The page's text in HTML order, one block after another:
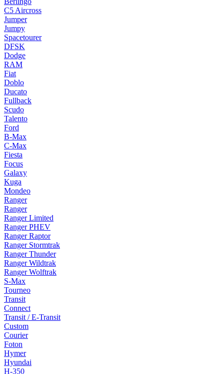
C5 Aircross
Jumper
Jumpy
Spacetourer
DFSK
Dodge
RAM
Fiat
Doblo
Ducato
Fullback
Scudo
Talento
Ford
B-Max
C-Max
Fiesta
Focus
Galaxy
Kuga
Mondeo
Ranger
Ranger
Ranger Limited
Ranger PHEV
Ranger Raptor
Ranger Stormtrak
Ranger Thunder
Ranger Wildtrak
Ranger Wolftrak
S-Max
Tourneo
Transit
Connect
Transit / E-Transit
Custom
Courier
Foton
Hymer
Hyundai
H-350